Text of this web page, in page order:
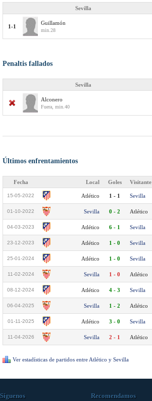
Sevilla
1-1
Guillamón
min.28
Penaltis fallados
Sevilla
Alconero
Fuera, min.40
Últimos enfrentamientos
Fecha Local Goles Visitante
15-05-2022 Atlético 1 - 1 Sevilla
01-10-2022 Sevilla 0 - 2 Atlético
04-03-2023 Atlético 6 - 1 Sevilla
23-12-2023 Atlético 1 - 0 Sevilla
25-01-2024 Atlético 1 - 0 Sevilla
11-02-2024 Sevilla 1 - 0 Atlético
08-12-2024 Atlético 4 - 3 Sevilla
06-04-2025 Sevilla 1 - 2 Atlético
01-11-2025 Atlético 3 - 0 Sevilla
11-04-2026 Sevilla 2 - 1 Atlético
Ver estadísticas de partidos entre Atlético y Sevilla
Síguenos Recomendamos